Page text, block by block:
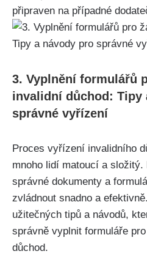
připraven na případné
3. Vyplnění formulářů
invalidní důchod: Tipy
správné vyřízení
Proces vyřízení invalidního
mnoho lidí matoucí a složitý.
správné dokumenty a
zvládnout snadno a
užitečných tipů a návodů,
správně vyplnit formuláře
důchod.